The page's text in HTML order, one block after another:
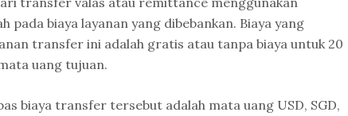
pada biaya layanan yang dibebankan. Biaya yang
transfer ini adalah gratis atau tanpa biaya untuk 20
uang tujuan.
biaya transfer tersebut adalah mata uang USD, SGD,